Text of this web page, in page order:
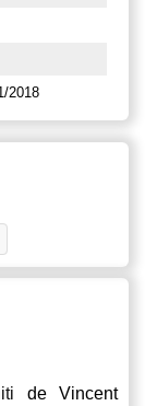
2018
de Vincent